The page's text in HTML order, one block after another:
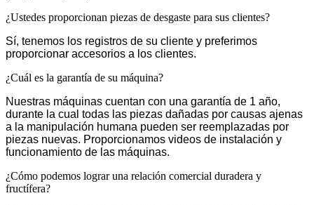
¿Ustedes proporcionan piezas de desgaste para sus clientes?
Sí, tenemos los registros de su cliente y preferimos
proporcionar accesorios a los clientes.
¿Cuál es la garantía de su máquina?
Nuestras máquinas cuentan con una garantía de 1 año,
durante la cual todas las piezas dañadas por causas ajenas
a la manipulación humana pueden ser reemplazadas por
piezas nuevas. Proporcionamos videos de instalación y
funcionamiento de las máquinas.
¿Cómo podemos lograr una relación comercial duradera y
fructífera?